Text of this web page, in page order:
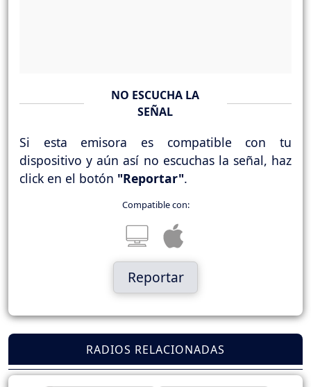
NO ESCUCHA LA
SEÑAL
Si esta emisora es compatible con tu
dispositivo y aún así no escuchas la señal, haz
click en el botón "Reportar".
Compatible con:
Reportar
RADIOS RELACIONADAS